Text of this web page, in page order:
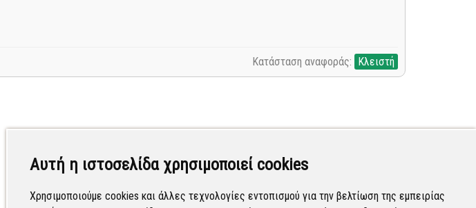
Αυτή η ιστοσελίδα χρησιμοποιεί cookies
Χρησιμοποιούμε cookies και άλλες τεχνολογίες εντοπισμού για την βελτίωση της εμπειρίας
Κατάσταση αναφοράς: Κλειστή